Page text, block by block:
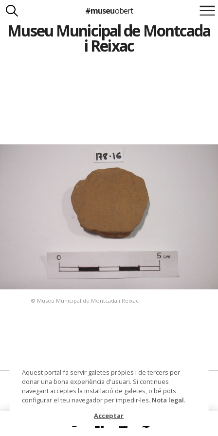
Suma't a la iniciativa
Carlota Royo
#museuobert
Museu Municipal de Montcada
i Reixac
© Museu Municipal de Montcada i Reixac
fitxa lúdica
Datació segle IV ante - segle III ante
Aquest portal fa servir galetes pròpies i de tercers per
donar una bona experiència d'usuari. Si continues
navegant acceptes la instal·lació de galetes, o bé pots
configurar el teu navegador per impedir-les. Nota legal.
Acceptar